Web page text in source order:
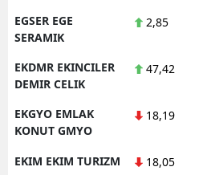
EGSER EGE
SERAMIK
2,85
EKDMR EKINCILER
DEMIR CELIK
47,42
EKGYO EMLAK
KONUT GMYO
18,19
EKIM EKIM TURIZM 18,05